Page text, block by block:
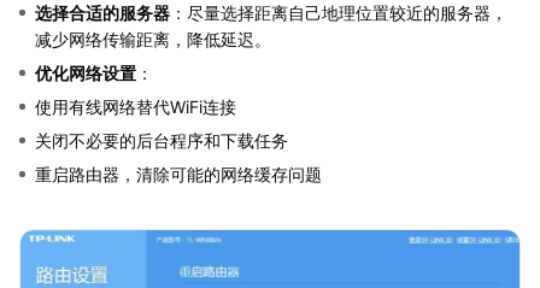
选择合适的服务器 ：尽量选择距离自己地理位置较近的服务器，
减少网络传输距离，降低延迟。
优化网络设置 ：
使用有线网络替代WiFi连接
关闭不必要的后台程序和下载任务
重启路由器，清除可能的网络缓存问题